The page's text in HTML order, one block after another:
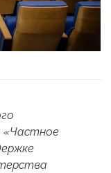
«Частное